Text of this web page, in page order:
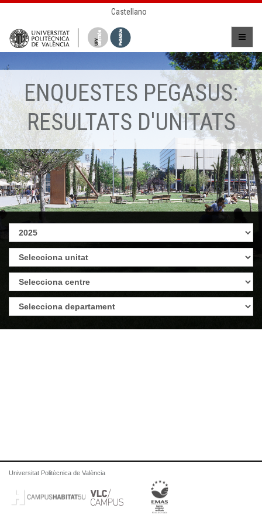
Castellano
ENQUESTES PEGASUS:
RESULTATS D'UNITATS
Universitat Politècnica de València